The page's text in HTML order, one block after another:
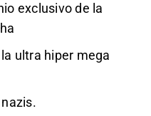
exclusivo de la
ultra hiper mega